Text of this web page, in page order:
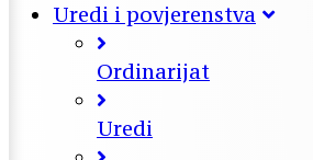
Uredi i povjerenstva
Ordinarijat
Uredi